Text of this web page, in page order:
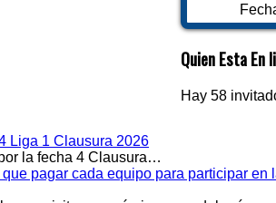
Quien Esta En
Hay 58
Liga 1 Clausura 2026
la fecha 4 Clausura…
pagar cada equipo para participar en